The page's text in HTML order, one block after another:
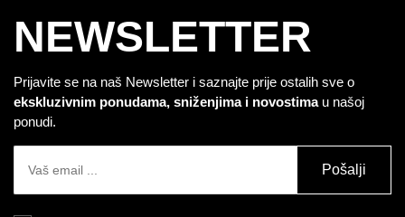
NEWSLETTER
Prijavite se na naš Newsletter i saznajte prije ostalih sve o
ekskluzivnim ponudama, sniženjima i novostimau našoj
ponudi.
Pošalji